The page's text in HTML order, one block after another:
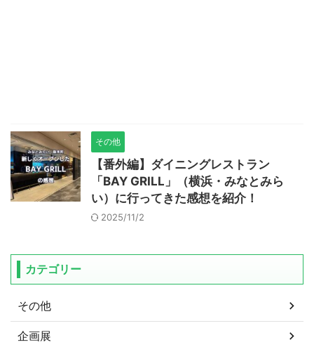
その他
【番外編】ダイニングレストラン
「BAY GRILL」（横浜・みなとみら
い）に行ってきた感想を紹介！
2025/11/2
カテゴリー
その他
企画展